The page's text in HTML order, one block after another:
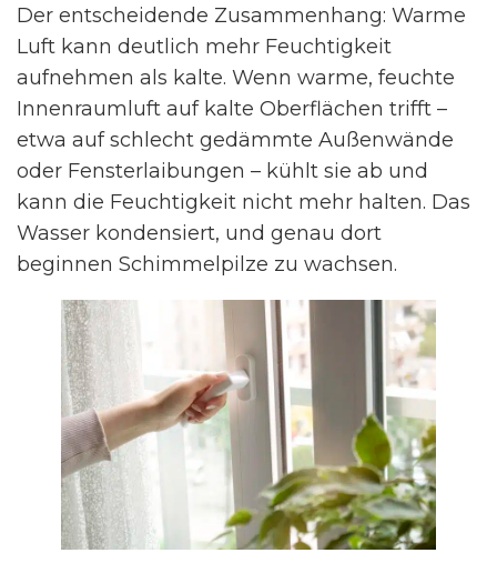
Der entscheidende Zusammenhang: Warme
Luft kann deutlich mehr Feuchtigkeit
aufnehmen als kalte. Wenn warme, feuchte
Innenraumluft auf kalte Oberflächen trifft –
etwa auf schlecht gedämmte Außenwände
oder Fensterlaibungen – kühlt sie ab und
kann die Feuchtigkeit nicht mehr halten. Das
Wasser kondensiert, und genau dort
beginnen Schimmelpilze zu wachsen.